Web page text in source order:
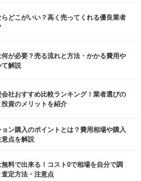
どこがいい？高く売ってくれる優良業者
が必要？売る流れと方法・かかる費用や
て解説
社おすすめ比較ランキング！業者選びの
資のメリットを紹介
ン購入のポイントとは？費用相場や購入
点を解説
料で出来る！コスト0で相場を自分で調
定方法・注意点